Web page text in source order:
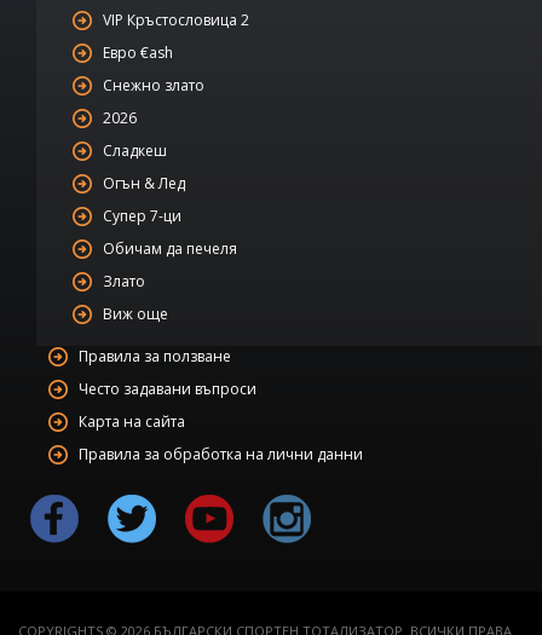
VIP Кръстословица 2
Евро €ash
Снежно злато
2026
Сладкеш
Огън & Лед
Супер 7-ци
Обичам да печеля
Злато
Виж още
Правила за ползване
Често задавани въпроси
Карта на сайта
Правила за обработка на лични данни
COPYRIGHTS © 2026 БЪЛГАРСКИ СПОРТЕН ТОТАЛИЗАТОР. ВСИЧКИ ПРАВА